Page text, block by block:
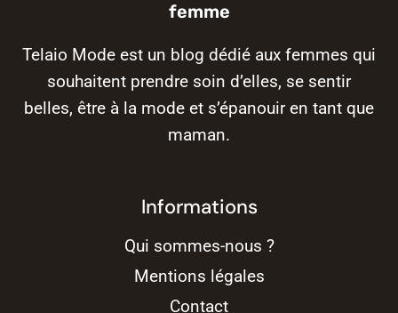
femme
Telaio Mode est un blog dédié aux femmes qui
souhaitent prendre soin d’elles, se sentir
belles, être à la mode et s’épanouir en tant que
maman.
Informations
Qui sommes-nous ?
Mentions légales
Contact